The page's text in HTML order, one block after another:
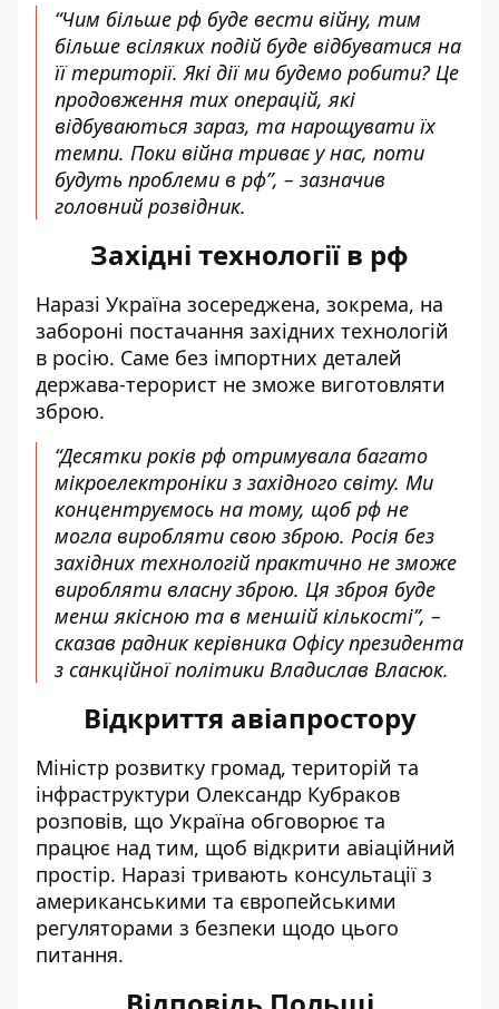
“Чим більше рф буде вести війну, тим
більше всіляких подій буде відбуватися на
її території. Які дії ми будемо робити? Це
продовження тих операцій, які
відбуваються зараз, та нарощувати їх
темпи. Поки війна триває у нас, поти
будуть проблеми в рф”, – зазначив
головний розвідник.
Західні технології в рф
Наразі Україна зосереджена, зокрема, на
забороні постачання західних технологій
в росію. Саме без імпортних деталей
держава-терорист не зможе виготовляти
зброю.
“Десятки років рф отримувала багато
мікроелектроніки з західного світу. Ми
концентруємось на тому, щоб рф не
могла виробляти свою зброю. Росія без
західних технологій практично не зможе
виробляти власну зброю. Ця зброя буде
менш якісною та в меншій кількості”, –
сказав радник керівника Офісу президента
з санкційної політики Владислав Власюк.
Відкриття авіапростору
Міністр розвитку громад, територій та
інфраструктури Олександр Кубраков
розповів, що Україна обговорює та
працює над тим, щоб відкрити авіаційний
простір. Наразі тривають консультації з
американськими та європейськими
регуляторами з безпеки щодо цього
питання.